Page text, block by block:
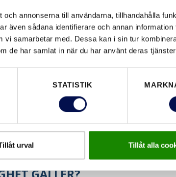
annonserna till användarna, tillhandahålla
även sådana identifierare och annan information
samarbetar med. Dessa kan i sin tur
de har samlat in när du har använt deras
STATISTIK
urval Tillåt alla
medan lägenhetsentrédörrar
Innan man föreskriver en
man vet vilka klassningar dörren ska